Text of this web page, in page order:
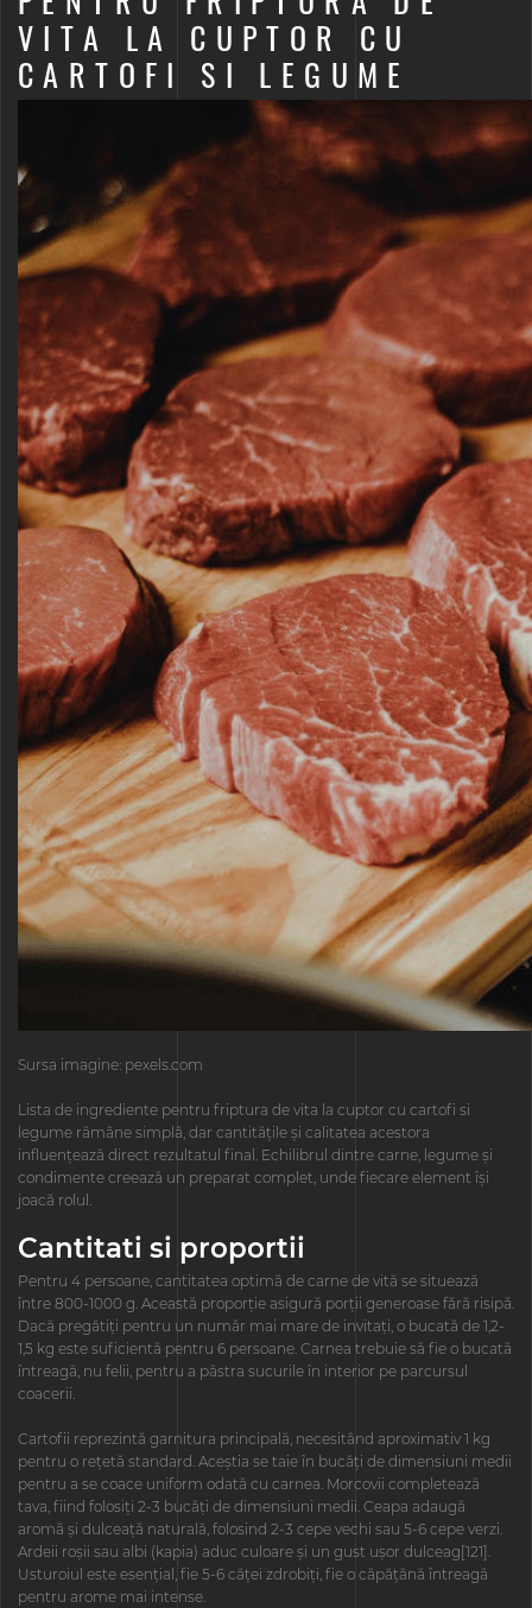
VITA LA CUPTOR CU
CARTOFI SI LEGUME
Sursa imagine: pexels.com
Lista de ingrediente pentru friptura de vita la cuptor cu cartofi si
legume rămâne simplă, dar cantitățile și calitatea acestora
influențează direct rezultatul final. Echilibrul dintre carne, legume și
condimente creează un preparat complet, unde fiecare element își
joacă rolul.
Cantitati si proportii
Pentru 4 persoane, cantitatea optimă de carne de vită se situează
între 800-1000 g. Această proporție asigură porții generoase fără risipă.
Dacă pregătiți pentru un număr mai mare de invitați, o bucată de 1,2-
1,5 kg este suficientă pentru 6 persoane. Carnea trebuie să fie o bucată
întreagă, nu felii, pentru a păstra sucurile în interior pe parcursul
coacerii.
Cartofii reprezintă garnitura principală, necesitând aproximativ 1 kg
pentru o rețetă standard. Aceștia se taie în bucăți de dimensiuni medii
pentru a se coace uniform odată cu carnea. Morcovii completează
tava, fiind folosiți 2-3 bucăți de dimensiuni medii. Ceapa adaugă
aromă și dulceață naturală, folosind 2-3 cepe vechi sau 5-6 cepe verzi.
Ardeii roșii sau albi (kapia) aduc culoare și un gust ușor dulceag[121].
Usturoiul este esențial, fie 5-6 căței zdrobiți, fie o căpățână întreagă
pentru arome mai intense.